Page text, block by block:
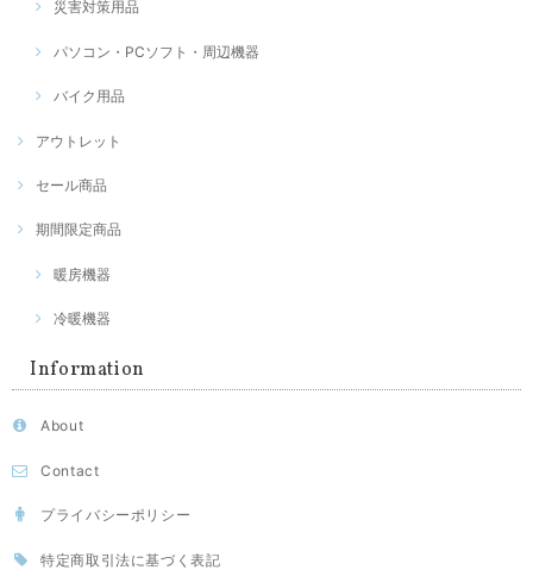
災害対策用品
パソコン・PCソフト・周辺機器
バイク用品
アウトレット
セール商品
期間限定商品
暖房機器
冷暖機器
Information
About
Contact
プライバシーポリシー
特定商取引法に基づく表記